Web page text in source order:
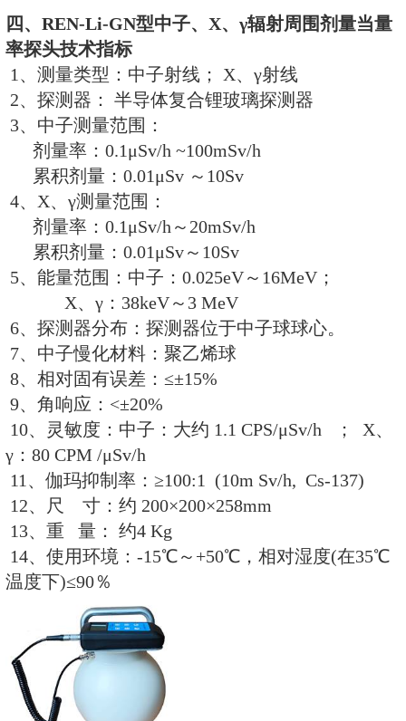
三、REN-Con180型α、β表面污染
格：
1、测量射线类型：测量α、β射线
2、探测器类型：双闪探测器
闪烁体晶体
3、测量面积：180cm2
4、测量范围：
计数：0～100000 CPS
α：0.01 – 200 Bq/cm2
β：0.1 – 200 Bq/cm2